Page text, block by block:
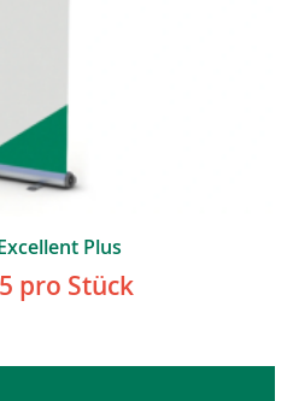
Plus
pro Stück